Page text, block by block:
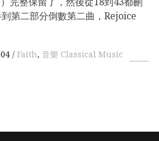
第二部分倒數第二曲，Rejoice
Faith, 音樂 Classical Music